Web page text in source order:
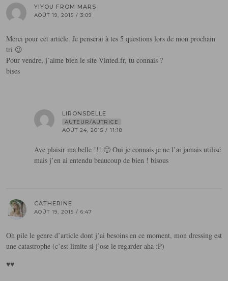
YIYOU FROM MARS
AOÛT 19, 2015 / 3:09
Merci pour cet article. Je penserai à tes 5 questions lors de mon prochain
tri 😉
Pour vendre, j’aime bien le site Vinted.fr, tu connais ?
bises
LIRONSDELLE
AUTEUR/AUTRICE
AOÛT 24, 2015 / 11:18
Ave plaisir ma belle !!! 🙂 Oui je connais je ne l’ai jamais utilisé
mais j’en ai entendu beaucoup de bien ! bisous
CATHERINE
AOÛT 19, 2015 / 6:47
Oh pile le genre d’article dont j’ai besoins en ce moment, mon dressing est
une catastrophe (c’est limite si j’ose le regarder aha :P)
♥♥